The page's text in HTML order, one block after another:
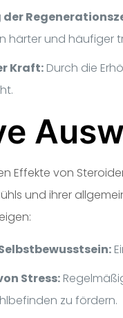
der
härter und häufiger
Kraft: Durch die
Effekte von
und ihrer
Stress:
zu fördern.